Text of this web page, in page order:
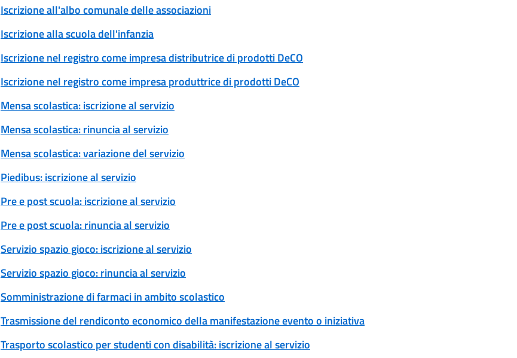
Iscrizione all'albo comunale delle associazioni
Iscrizione alla scuola dell'infanzia
Iscrizione nel registro come impresa distributrice di prodotti DeCO
Iscrizione nel registro come impresa produttrice di prodotti DeCO
Mensa scolastica: iscrizione al servizio
Mensa scolastica: rinuncia al servizio
Mensa scolastica: variazione del servizio
Piedibus: iscrizione al servizio
Pre e post scuola: iscrizione al servizio
Pre e post scuola: rinuncia al servizio
Servizio spazio gioco: iscrizione al servizio
Servizio spazio gioco: rinuncia al servizio
Somministrazione di farmaci in ambito scolastico
Trasmissione del rendiconto economico della manifestazione evento o iniziativa
Trasporto scolastico per studenti con disabilità: iscrizione al servizio